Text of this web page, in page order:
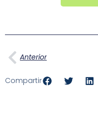
Ant
Anterior
Compartir